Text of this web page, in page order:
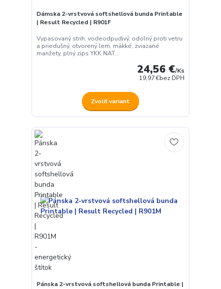
Dámska 2-vrstvová softshellová bunda Printable
| Result Recycled | R901F
Vypasovaný strih, vodeodpudivý, odolný proti vetru
a priedušný, otvorený lem, mäkké, zviazané
manžety, plný zips YKK NAT...
24,56 €/Ks
19,97 €bez DPH
Zvoliť variant
Pánska 2-vrstvová softshellová bunda Printable |